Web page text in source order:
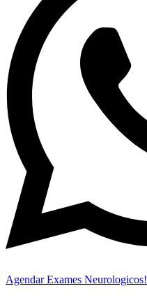
Agendar Exames Neurologicos!